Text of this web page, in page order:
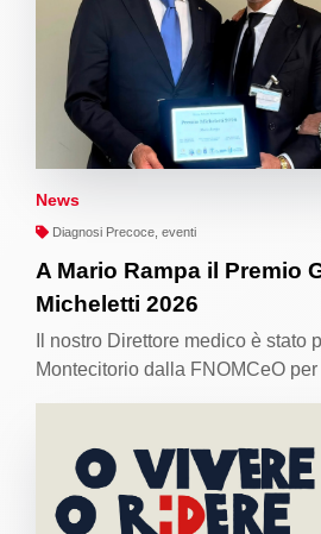
News
Diagnosi Precoce, eventi
A Mario Rampa il Premio
Micheletti 2026
Il nostro Direttore medico è stato
Montecitorio dalla FNOMCeO